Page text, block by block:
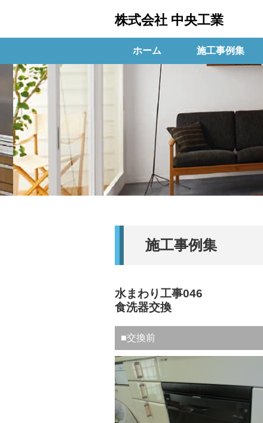
株式会社 中央工業
ホーム 施工事例集
施工事例集
水まわり工事046
食洗器交換
■交換前